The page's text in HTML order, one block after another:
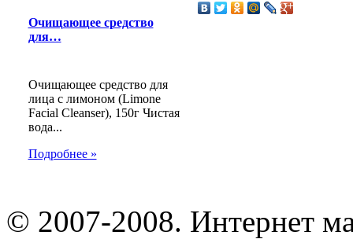
Очищающее средство
для…
Очищающее средство для
лица с лимоном (Limone
Facial Cleanser), 150г Чистая
вода...
Подробнее »
© 2007-2008. Интернет